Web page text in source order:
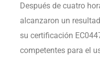
Después de cuatro
alcanzaron un
su certificación
competentes para el